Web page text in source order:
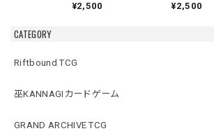
CATEGORY
Riftbound TCG
巫KANNAGIカードゲーム
GRAND ARCHIVE TCG
Ashes】《英語版》
¥2,500
Ashes】《英語版》
¥2,500